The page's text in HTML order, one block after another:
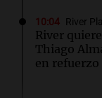
10:04 River
River
Thiago
en refuerzo